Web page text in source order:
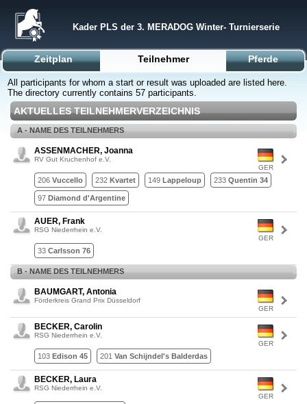
Kader PLS der 3. MERADOG Winter- Turnierserie
Zeitplan Teilnehmer Pferde
All participants for whom a start or result was uploaded are listed here.
The directory currently contains 57 participants.
AKTUELLES TEILNEHMERVERZEICHNIS
A - NAME DES TEILNEHMERS
GER
ASSENMACHER, Joanna
RV Gut Kruchenhof e.V.
206 Vuccello 232 Kvartet 149 Lappeloup 233 Quentin 34
97 Diamond d'Argentine
GER
AUER, Frank
RSG Niederrhein e.V.
33 Carlsson 76
B - NAME DES TEILNEHMERS
GER
BAUMGART, Antonia
Förderkreis Grand Prix Düsseldorf
GER
BECKER, Carolin
RSG Niederrhein e.V.
103 Edison 45 201 Van Schijndel's Balderdas
GER
BECKER, Laura
RSG Niederrhein e.V.